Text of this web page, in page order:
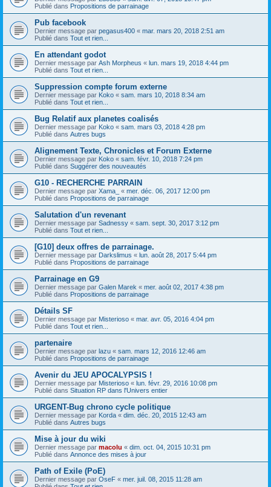
Publié dans Propositions de parrainage
Pub facebook
Dernier message par pegasus400 « mar. mars 20, 2018 2:51 am
Publié dans Tout et rien...
En attendant godot
Dernier message par Ash Morpheus « lun. mars 19, 2018 4:44 pm
Publié dans Tout et rien...
Suppression compte forum externe
Dernier message par Koko « sam. mars 10, 2018 8:34 am
Publié dans Tout et rien...
Bug Relatif aux planetes coalisés
Dernier message par Koko « sam. mars 03, 2018 4:28 pm
Publié dans Autres bugs
Alignement Texte, Chronicles et Forum Externe
Dernier message par Koko « sam. févr. 10, 2018 7:24 pm
Publié dans Suggérer des nouveautés
G10 - RECHERCHE PARRAIN
Dernier message par Xama_ « mer. déc. 06, 2017 12:00 pm
Publié dans Propositions de parrainage
Salutation d'un revenant
Dernier message par Sadnessy « sam. sept. 30, 2017 3:12 pm
Publié dans Tout et rien...
[G10] deux offres de parrainage.
Dernier message par Darkslimus « lun. août 28, 2017 5:44 pm
Publié dans Propositions de parrainage
Parrainage en G9
Dernier message par Galen Marek « mer. août 02, 2017 4:38 pm
Publié dans Propositions de parrainage
Détails SF
Dernier message par Misterioso « mar. avr. 05, 2016 4:04 pm
Publié dans Tout et rien...
partenaire
Dernier message par lazu « sam. mars 12, 2016 12:46 am
Publié dans Propositions de parrainage
Avenir du JEU APOCALYPSIS !
Dernier message par Misterioso « lun. févr. 29, 2016 10:08 pm
Publié dans Situation RP dans l'Univers entier
URGENT-Bug chrono cycle politique
Dernier message par Korda « dim. déc. 20, 2015 12:43 am
Publié dans Autres bugs
Mise à jour du wiki
Dernier message par macolu « dim. oct. 04, 2015 10:31 pm
Publié dans Annonce des mises à jour
Path of Exile (PoE)
Dernier message par OseF « mer. juil. 08, 2015 11:28 am